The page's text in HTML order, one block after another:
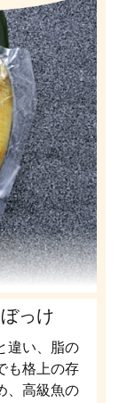
っけ
違い、脂の
も格上の存
、高級魚の